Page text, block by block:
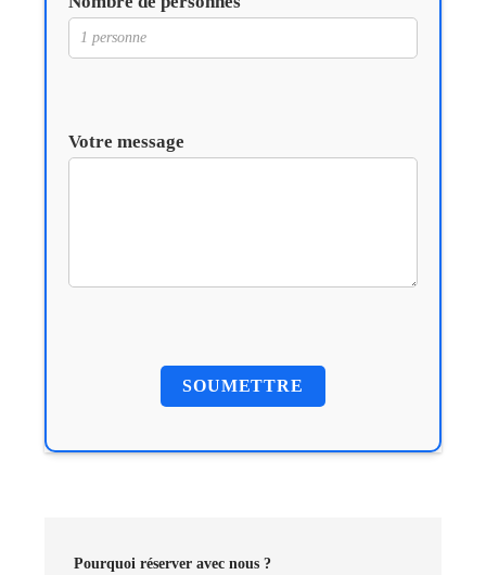
Votre message
Pourquoi réserver avec nous ?